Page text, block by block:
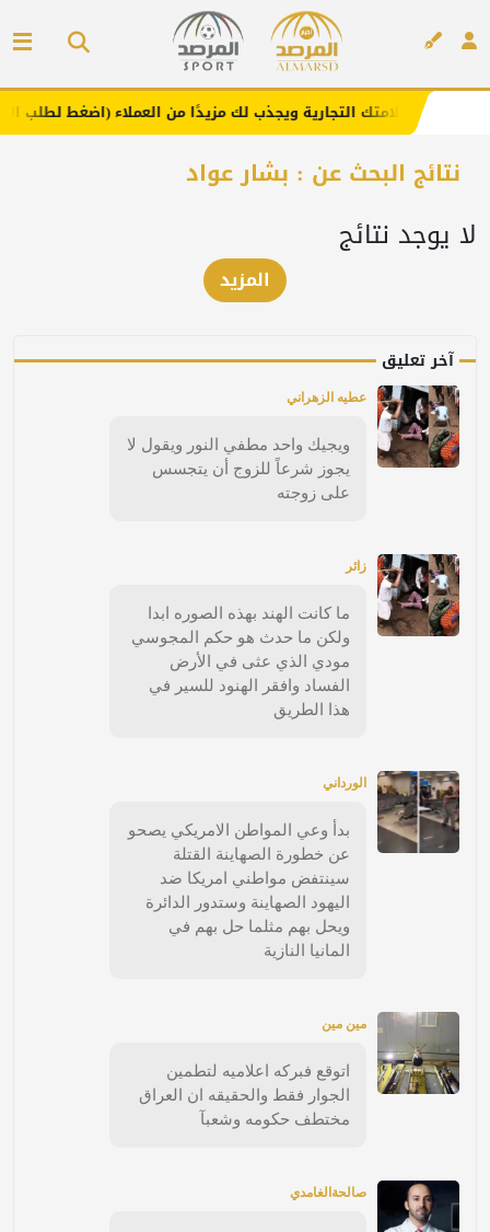
.. يعزز علامتك التجارية ويجذب لك مزيدًا من العملاء (اضغط لطلب
نتائج البحث عن : بشار عواد
لا يوجد نتائج
المزيد
آخر تعليق
عطيه الزهراني
ويجيك واحد مطفي النور ويقول لا
يجوز شرعاً للزوج أن يتجسس
على زوجته
زائر
ما كانت الهند بهذه الصوره ابدا
ولكن ما حدث هو حكم المجوسي
مودي الذي عثى في الأرض
الفساد وافقر الهنود للسير في
هذا الطريق
الورداني
بدأ وعي المواطن الامريكي يصحو
عن خطورة الصهاينة القتلة
سينتفض مواطني امريكا ضد
اليهود الصهاينة وستدور الدائرة
ويحل بهم مثلما حل بهم في
المانيا النازية
مين مين
اتوقع فبركه اعلاميه لتطمين
الجوار فقط والحقيقه ان العراق
مختطف حكومه وشعبآ
صالحةالغامدي